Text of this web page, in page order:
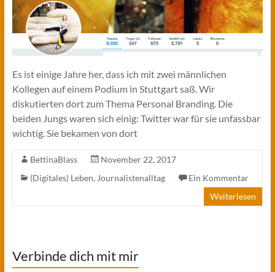
Es ist einige Jahre her, dass ich mit zwei männlichen
Kollegen auf einem Podium in Stuttgart saß. Wir
diskutierten dort zum Thema Personal Branding. Die
beiden Jungs waren sich einig: Twitter war für sie unfassbar
wichtig. Sie bekamen von dort
BettinaBlass
November 22, 2017
(Digitales) Leben, Journalistenalltag
Ein Kommentar
Weiterlesen
Verbinde dich mit mir